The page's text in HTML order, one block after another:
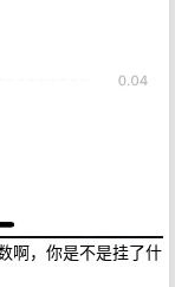
啊，你是不是挂了什